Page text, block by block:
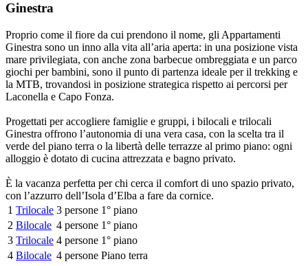
Ginestra
Proprio come il fiore da cui prendono il nome, gli Appartamenti
Ginestra sono un inno alla vita all’aria aperta: in una posizione vista
mare privilegiata, con anche zona barbecue ombreggiata e un parco
giochi per bambini, sono il punto di partenza ideale per il trekking e
la MTB, trovandosi in posizione strategica rispetto ai percorsi per
Laconella e Capo Fonza.
Progettati per accogliere famiglie e gruppi, i bilocali e trilocali
Ginestra offrono l’autonomia di una vera casa, con la scelta tra il
verde del piano terra o la libertà delle terrazze al primo piano: ogni
alloggio è dotato di cucina attrezzata e bagno privato.
È la vacanza perfetta per chi cerca il comfort di uno spazio privato,
con l’azzurro dell’Isola d’Elba a fare da cornice.
1 Trilocale 3 persone 1° piano
2 Bilocale 4 persone 1° piano
3 Trilocale 4 persone 1° piano
4 Bilocale 4 persone Piano terra